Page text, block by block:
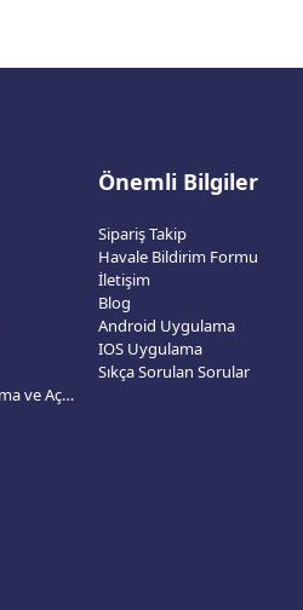
2026 Dünya Kupası Kampanya Aydınlatma ve Açık Rıza Metni
Önemli Bilgiler
Sipariş Takip
Havale Bildirim Formu
İletişim
Blog
Android Uygulama
IOS Uygulama
Sıkça Sorulan Sorular